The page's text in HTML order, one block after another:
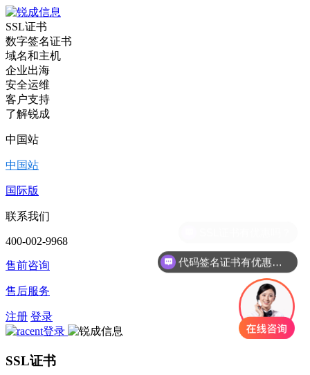
SSL证书
数字签名证书
域名和主机
企业出海
安全运维
客户支持
了解锐成
中国站
中国站
国际版
联系我们
400-002-9968
售前咨询
售后服务
注册 登录
SSL证书